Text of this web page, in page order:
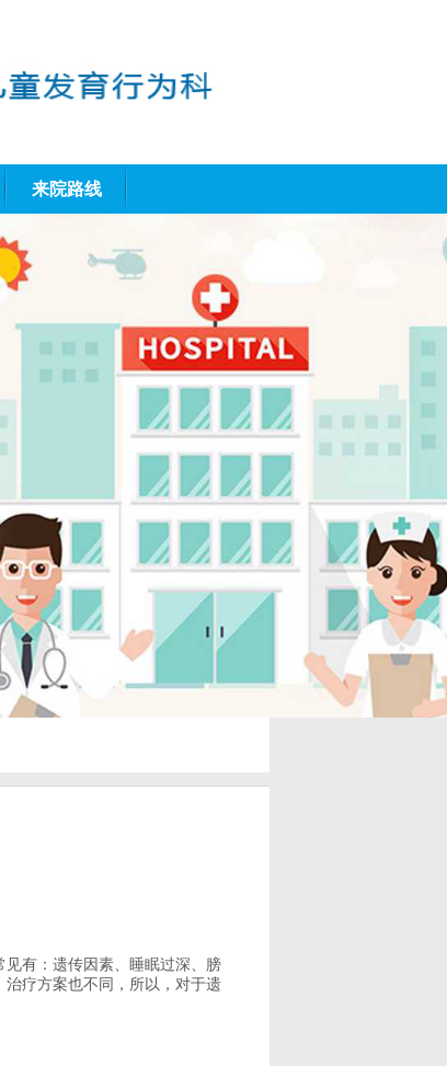
来院路线
有：遗传因素、睡眠过深、膀
治疗方案也不同，所以，对于遗